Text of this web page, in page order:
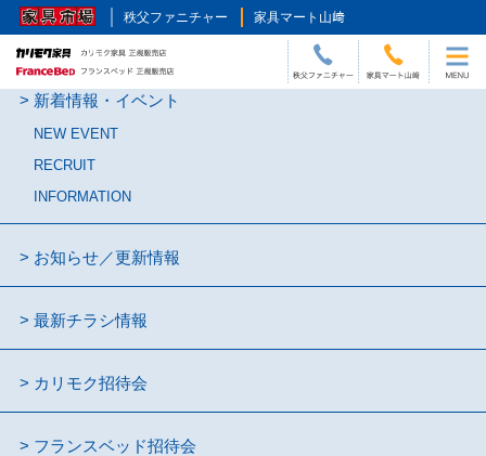
秩父ファニチャー 家具マート山﨑
新着情報・イベント
NEW EVENT
RECRUIT
INFORMATION
お知らせ／更新情報
最新チラシ情報
カリモク招待会
フランスベッド招待会